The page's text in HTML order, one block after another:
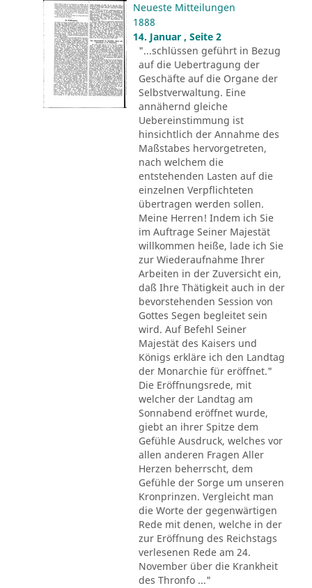
Neueste Mitteilungen
1888
14. Januar , Seite 2
"...schlüssen geführt in Bezug
auf die Uebertragung der
Geschäfte auf die Organe der
Selbstverwaltung. Eine
annähernd gleiche
Uebereinstimmung ist
hinsichtlich der Annahme des
Maßstabes hervorgetreten,
nach welchem die
entstehenden Lasten auf die
einzelnen Verpflichteten
übertragen werden sollen.
Meine Herren! Indem ich Sie
im Auftrage Seiner Majestät
willkommen heiße, lade ich Sie
zur Wiederaufnahme Ihrer
Arbeiten in der Zuversicht ein,
daß Ihre Thätigkeit auch in der
bevorstehenden Session von
Gottes Segen begleitet sein
wird. Auf Befehl Seiner
Majestät des Kaisers und
Königs erkläre ich den Landtag
der Monarchie für eröffnet."
Die Eröffnungsrede, mit
welcher der Landtag am
Sonnabend eröffnet wurde,
giebt an ihrer Spitze dem
Gefühle Ausdruck, welches vor
allen anderen Fragen Aller
Herzen beherrscht, dem
Gefühle der Sorge um unseren
Kronprinzen. Vergleicht man
die Worte der gegenwärtigen
Rede mit denen, welche in der
zur Eröffnung des Reichstags
verlesenen Rede am 24.
November über die Krankheit
des Thronfo ..."